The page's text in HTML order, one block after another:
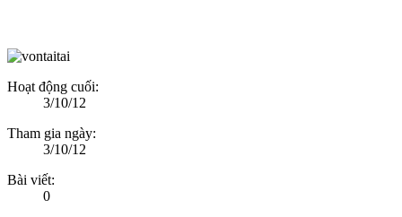
Hoạt động cuối:
3/10/12
Tham gia ngày:
3/10/12
Bài viết:
0